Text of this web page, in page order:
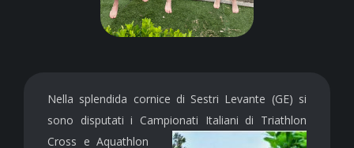
Nella splendida cornice di Sestri Levante (GE) si
sono disputati i Campionati Italiani di Triathlon
Cross e Aquathlon